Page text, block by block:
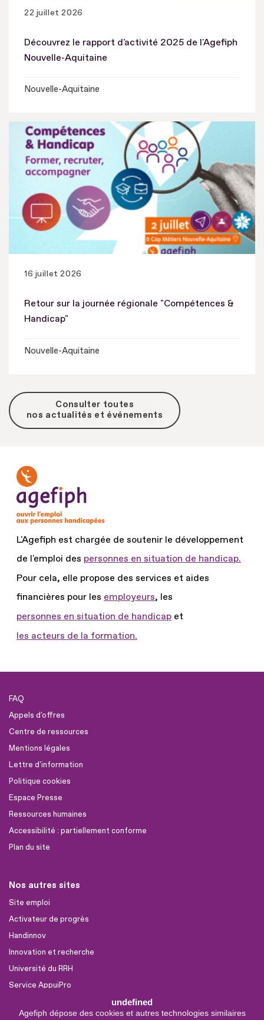
undefined
Agefiph dépose des cookies et autres technologies similaires
22 juillet 2026
Découvrez le rapport d'activité 2025 de l'Agefiph
Nouvelle-Aquitaine
Nouvelle-Aquitaine
16 juillet 2026
Retour sur la journée régionale "Compétences &
Handicap"
Nouvelle-Aquitaine
Consulter toutes
nos actualités et événements
L'Agefiph est chargée de soutenir le développement
de l'emploi des personnes en situation de handicap.
Pour cela, elle propose des services et aides
financières pour les employeurs, les
personnes en situation de handicap et
les acteurs de la formation.
FAQ
Appels d'offres
Centre de ressources
Mentions légales
Lettre d'information
Politique cookies
Espace Presse
Ressources humaines
Accessibilité : partiellement conforme
Plan du site
Nos autres sites
Site emploi
Activateur de progrès
Handinnov
Innovation et recherche
Université du RRH
Service AppuiPro
Nous suivre